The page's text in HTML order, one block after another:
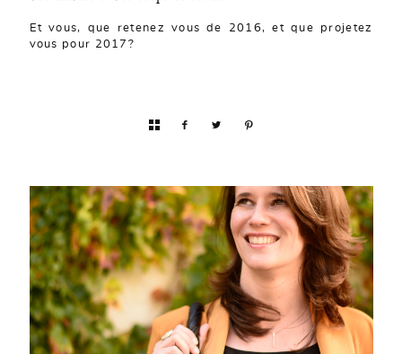
Et vous, que retenez vous de 2016, et que projetez
vous pour 2017?